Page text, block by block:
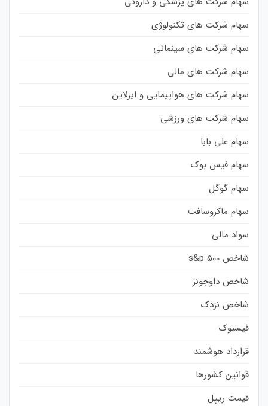
سهام شرکت های تکنولوژی
سهام شرکت های سینمائی
سهام شرکت های مالی
سهام شرکت های هواپیمایی و ایرلاین
سهام شرکت های ورزشی
سهام علی بابا
سهام فیس بوک
سهام گوگل
سهام ماکروسافت
سواد مالی
شاخص s&p 500
شاخص داوجونز
شاخص نزدک
فیسبوک
قرارداد هوشمند
قوانین کشورها
قیمت ریپل